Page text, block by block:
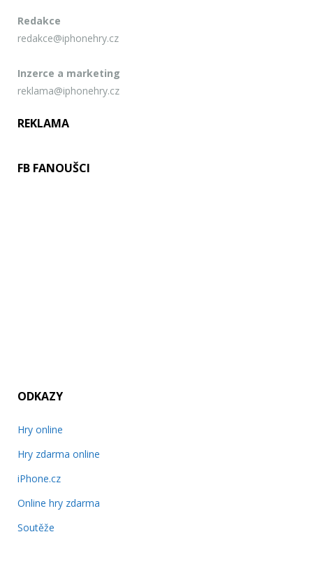
Redakce
redakce@iphonehry.cz
Inzerce a marketing
reklama@iphonehry.cz
REKLAMA
FB FANOUŠCI
ODKAZY
Hry online
Hry zdarma online
iPhone.cz
Online hry zdarma
Soutěže